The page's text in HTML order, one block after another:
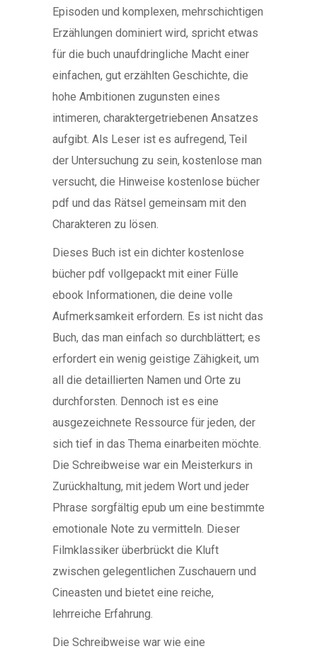
Episoden und komplexen, mehrschichtigen
Erzählungen dominiert wird, spricht etwas
für die buch unaufdringliche Macht einer
einfachen, gut erzählten Geschichte, die
hohe Ambitionen zugunsten eines
intimeren, charaktergetriebenen Ansatzes
aufgibt. Als Leser ist es aufregend, Teil
der Untersuchung zu sein, kostenlose man
versucht, die Hinweise kostenlose bücher
pdf und das Rätsel gemeinsam mit den
Charakteren zu lösen.
Dieses Buch ist ein dichter kostenlose
bücher pdf vollgepackt mit einer Fülle
ebook Informationen, die deine volle
Aufmerksamkeit erfordern. Es ist nicht das
Buch, das man einfach so durchblättert; es
erfordert ein wenig geistige Zähigkeit, um
all die detaillierten Namen und Orte zu
durchforsten. Dennoch ist es eine
ausgezeichnete Ressource für jeden, der
sich tief in das Thema einarbeiten möchte.
Die Schreibweise war ein Meisterkurs in
Zurückhaltung, mit jedem Wort und jeder
Phrase sorgfältig epub um eine bestimmte
emotionale Note zu vermitteln. Dieser
Filmklassiker überbrückt die Kluft
zwischen gelegentlichen Zuschauern und
Cineasten und bietet eine reiche,
lehrreiche Erfahrung.
Die Schreibweise war wie eine